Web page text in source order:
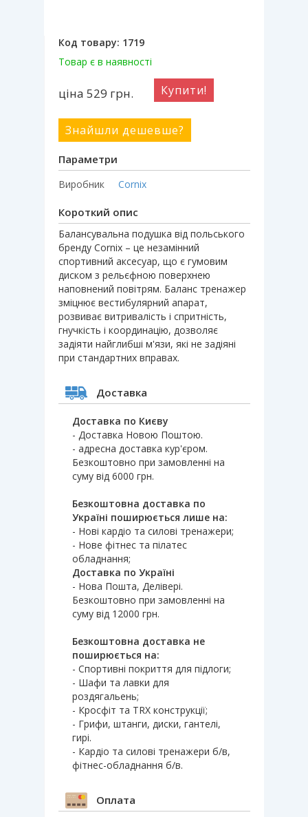
Код товару: 1719
Товар є в наявності
ціна 529 грн. Купити!
Знайшли дешевше?
Параметри
Виробник Cornix
Короткий опис
Балансувальна подушка від польського
бренду Cornix – це незамінний
спортивний аксесуар, що є гумовим
диском з рельєфною поверхнею
наповнений повітрям. Баланс тренажер
зміцнює вестибулярний апарат,
розвиває витривалість і спритність,
гнучкість і координацію, дозволяє
задіяти найглибші м'язи, які не задіяні
при стандартних вправах.
Доставка
Доставка по Києву
- Доставка Новою Поштою.
- адресна доставка кур'єром.
Безкоштовно при замовленні на
суму від 6000 грн.
Безкоштовна доставка по
Україні поширюється лише на:
- Нові кардіо та силові тренажери;
- Нове фітнес та пілатес
обладнання;
Доставка по Україні
- Нова Пошта, Делівері.
Безкоштовно при замовленні на
суму від 12000 грн.
Безкоштовна доставка не
поширюється на:
- Спортивні покриття для підлоги;
- Шафи та лавки для
роздягальень;
- Кросфіт та TRX конструкції;
- Грифи, штанги, диски, гантелі,
гирі.
- Кардіо та силові тренажери б/в,
фітнес-обладнання б/в.
Оплата